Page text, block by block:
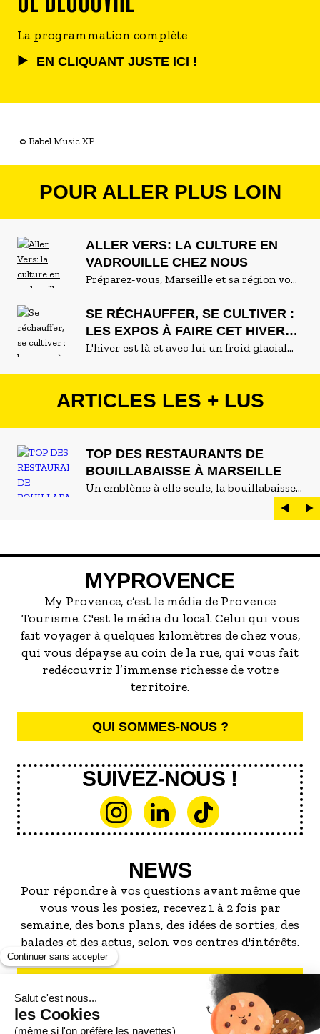
La programmation complète
EN CLIQUANT JUSTE ICI !
© Babel Music XP
POUR ALLER PLUS LOIN
ALLER VERS: LA CULTURE EN
VADROUILLE CHEZ NOUS
Préparez-vous, Marseille et sa région vont
artistique. De mars à décembre, Les
Théâtres de Marseille vous invitent à un
festival pas comme les autres : Aller Vers,
SE RÉCHAUFFER, SE CULTIVER :
LES EXPOS À FAIRE CET HIVER
EN PROVENCE
L'hiver est là et avec lui un froid glacial
va falloir être encore un peu patient avant
moral avec une sélection des plus belles
expo de l'hiver.
ARTICLES LES + LUS
TOP DES RESTAURANTS DE
BOUILLABAISSE À MARSEILLE
Un emblème à elle seule, la bouillabaisse
est LE plat marseillais par excellence. On
peut d'ailleurs vite être submergé·e par la
servir la meilleure...
MYPROVENCE
My Provence, c’est le média de Provence
Tourisme. C'est le média du local. Celui qui vous
fait voyager à quelques kilomètres de chez vous,
qui vous dépayse au coin de la rue, qui vous fait
redécouvrir l’immense richesse de votre
territoire.
QUI SOMMES-NOUS ?
SUIVEZ-NOUS !
NEWS
Pour répondre à vos questions avant même que
vous vous les posiez, recevez 1 à 2 fois par
semaine, des bons plans, des idées de sorties, des
balades et des actus, selon vos centres d'intérêts.
S'INSCRIRE À LA NEWSLETTER